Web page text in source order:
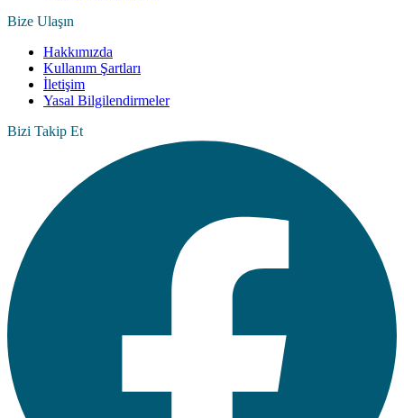
Bize Ulaşın
Hakkımızda
Kullanım Şartları
İletişim
Yasal Bilgilendirmeler
Bizi Takip Et